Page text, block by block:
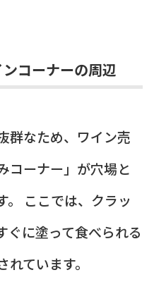
コーナーの周辺
群なため、ワイン売
コーナー」が穴場と
。 ここでは、クラッ
ぐに塗って食べられる
ています。